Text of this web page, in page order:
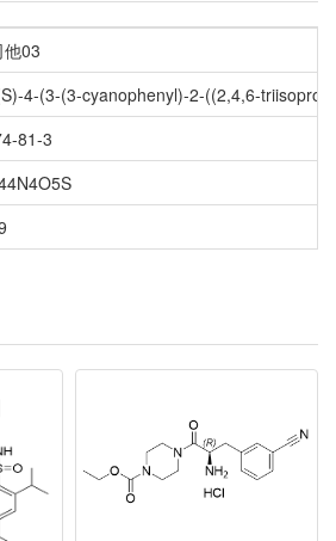
03
4-(3-(3-cyanophenyl)-2-((2,4,6-
81-3